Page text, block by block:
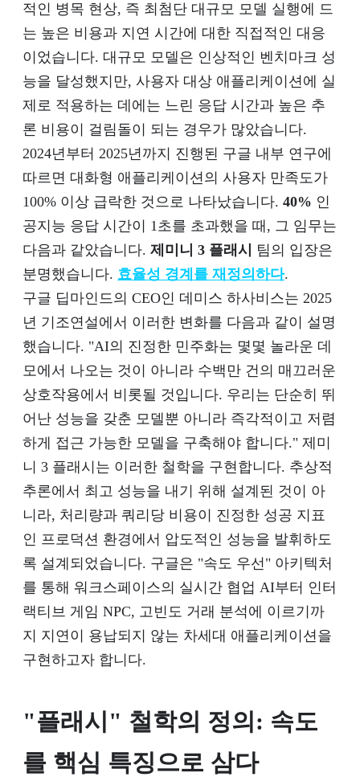
적인 병목 현상, 즉 최첨단 대규모 모델 실행에 드
는 높은 비용과 지연 시간에 대한 직접적인 대응
이었습니다. 대규모 모델은 인상적인 벤치마크 성
능을 달성했지만, 사용자 대상 애플리케이션에 실
제로 적용하는 데에는 느린 응답 시간과 높은 추
론 비용이 걸림돌이 되는 경우가 많았습니다.
2024년부터 2025년까지 진행된 구글 내부 연구에
따르면 대화형 애플리케이션의 사용자 만족도가
100% 이상 급락한 것으로 나타났습니다. 40% 인
공지능 응답 시간이 1초를 초과했을 때, 그 임무는
다음과 같았습니다. 제미니 3 플래시
팀의 입장은
분명했습니다. 효율성 경계를 재정의하다.
구글 딥마인드의 CEO인 데미스 하사비스는 2025
년 기조연설에서 이러한 변화를 다음과 같이 설명
했습니다. "AI의 진정한 민주화는 몇몇 놀라운 데
모에서 나오는 것이 아니라 수백만 건의 매끄러운
상호작용에서 비롯될 것입니다. 우리는 단순히 뛰
어난 성능을 갖춘 모델뿐 아니라 즉각적이고 저렴
하게 접근 가능한 모델을 구축해야 합니다." 제미
니 3 플래시는 이러한 철학을 구현합니다. 추상적
추론에서 최고 성능을 내기 위해 설계된 것이 아
니라, 처리량과 쿼리당 비용이 진정한 성공 지표
인 프로덕션 환경에서 압도적인 성능을 발휘하도
록 설계되었습니다. 구글은 "속도 우선" 아키텍처
를 통해 워크스페이스의 실시간 협업 AI부터 인터
랙티브 게임 NPC, 고빈도 거래 분석에 이르기까
지 지연이 용납되지 않는 차세대 애플리케이션을
구현하고자 합니다.
"플래시" 철학의 정의: 속도
를 핵심 특징으로 삼다